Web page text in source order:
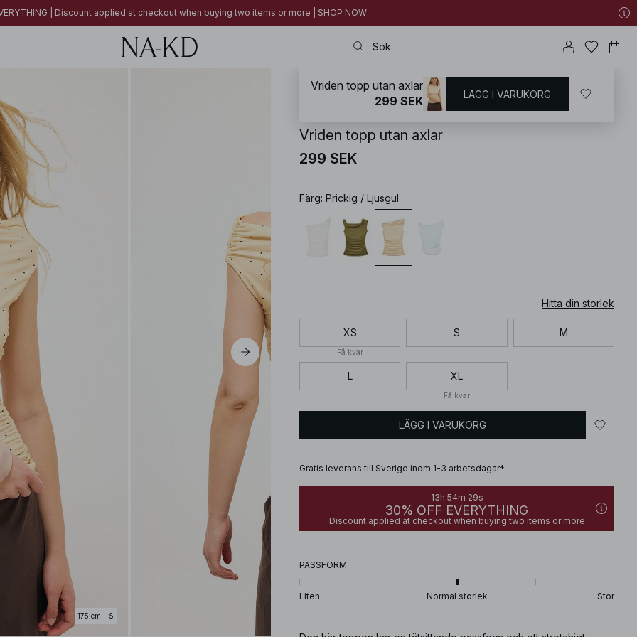
| Discount applied at checkout when buying two items or more | SHOP NOW
175 cm - S
Vardagstoppar
Vriden topp utan axlar
299 SEK
Färg: Prickig / Ljusgul
Hitta din storlek
XS
Få kvar
S M
L XL
Få kvar
LÄGG I VARUKORG
Gratis leverans till Sverige inom 1-3 arbetsdagar*
13h 54m 28s
30% OFF EVERYTHING
Discount applied at checkout when buying two items or more
PASSFORM
Liten Normal storlek Stor
Vriden topp utan axlar
299 SEK
LÄGG I VARUKORG